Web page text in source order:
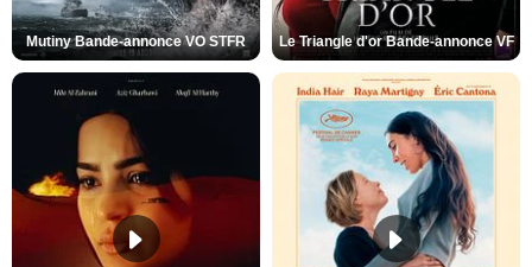
Mutiny Bande-annonce VO STFR Le Triangle d'or Bande-annonce VF